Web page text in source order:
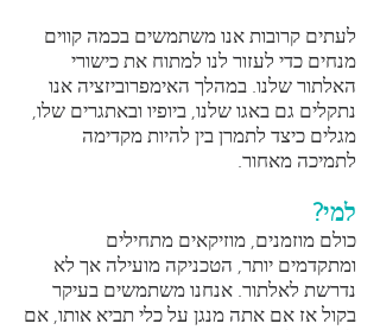
לעתים קרובות אנו משתמשים בכמה קווים
מנחים כדי לעזור לנו למתוח את כישורי
האלתור שלנו. במהלך האימפרוביזציה אנו
נתקלים גם באגו שלנו, ביופיו ובאתגרים שלו,
מגלים כיצד לתמרן בין להיות מקדימה
לתמיכה מאחור.
למי?
כולם מוזמנים, מוזיקאים מתחילים
ומתקדמים יותר, הטכניקה מועילה אך לא
נדרשת לאלתור. אנחנו משתמשים בעיקר
בקול אז אם אתה מנגן על כלי תביא אותו, אם